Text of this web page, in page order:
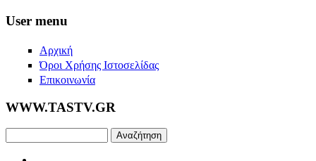
Skip to main content
User menu
Αρχική
Όροι Χρήσης Ιστοσελίδας
Επικοινωνία
WWW.TASTV.GR